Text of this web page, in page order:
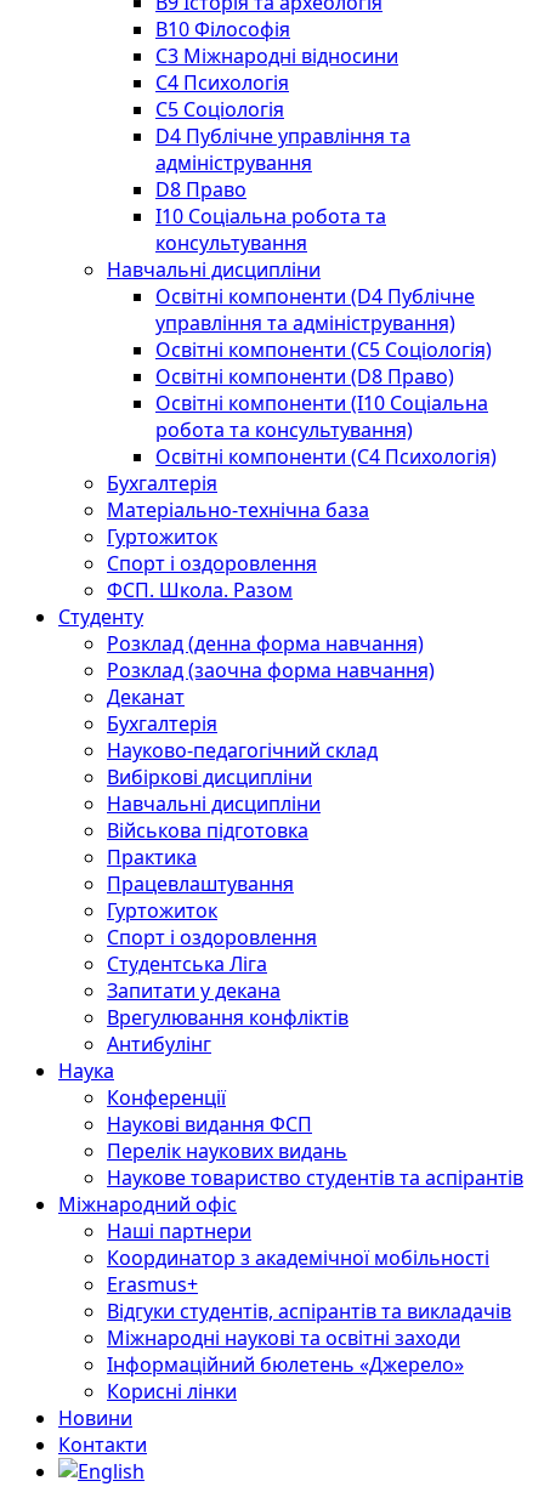
B10 Філософія
C3 Міжнародні відносини
C4 Психологія
С5 Соціологія
D4 Публічне управління та
адміністрування
D8 Право
I10 Соціальна робота та
консультування
Навчальні дисципліни
Освітні компоненти (D4 Публічне
управління та адміністрування)
Освітні компоненти (С5 Соціологія)
Освітні компоненти (D8 Право)
Освітні компоненти (I10 Соціальна
робота та консультування)
Освітні компоненти (С4 Психологія)
Бухгалтерія
Матеріально-технічна база
Гуртожиток
Спорт і оздоровлення
ФСП. Школа. Разом
Студенту
Розклад (денна форма навчання)
Розклад (заочна форма навчання)
Деканат
Бухгалтерія
Науково-педагогічний склад
Вибіркові дисципліни
Навчальні дисципліни
Військова підготовка
Практика
Працевлаштування
Гуртожиток
Спорт і оздоровлення
Студентська Ліга
Запитати у декана
Врегулювання конфліктів
Антибулінг
Наука
Конференції
Наукові видання ФСП
Перелік наукових видань
Наукове товариство студентів та аспірантів
Міжнародний офіс
Наші партнери
Координатор з академічної мобільності
Erasmus+
Відгуки студентів, аспірантів та викладачів
Міжнародні наукові та освітні заходи
Інформаційний бюлетень «Джерело»
Корисні лінки
Новини
Контакти